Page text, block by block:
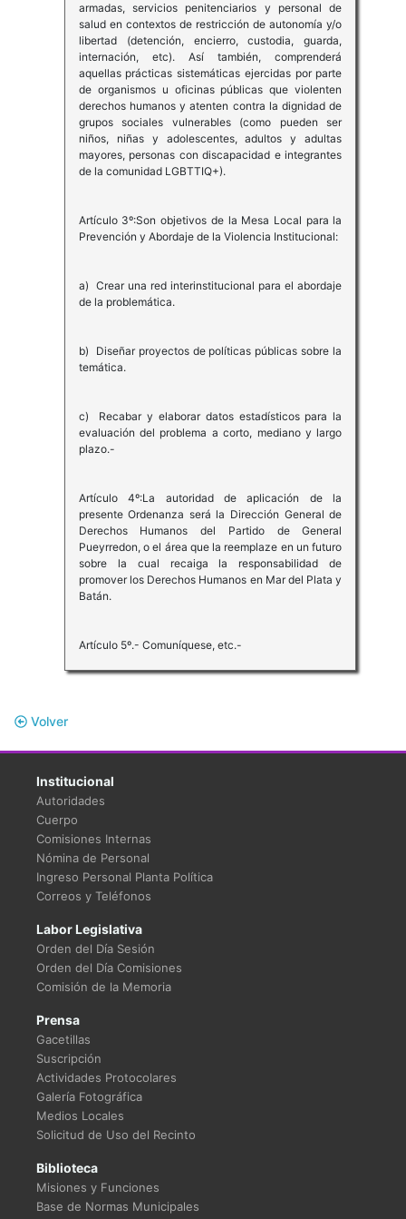
armadas, servicios penitenciarios y personal de
salud en contextos de restricción de autonomía y/o
libertad (detención, encierro, custodia, guarda,
internación, etc). Así también, comprenderá
aquellas prácticas sistemáticas ejercidas por parte
de organismos u oficinas públicas que violenten
derechos humanos y atenten contra la dignidad de
grupos sociales vulnerables (como pueden ser
niños, niñas y adolescentes, adultos y adultas
mayores, personas con discapacidad e integrantes
de la comunidad LGBTTIQ+).
Artículo 3º:Son objetivos de la Mesa Local para la
Prevención y Abordaje de la Violencia Institucional:
a) Crear una red interinstitucional para el abordaje
de la problemática.
b) Diseñar proyectos de políticas públicas sobre la
temática.
c) Recabar y elaborar datos estadísticos para la
evaluación del problema a corto, mediano y largo
plazo.-
Artículo 4º:La autoridad de aplicación de la
presente Ordenanza será la Dirección General de
Derechos Humanos del Partido de General
Pueyrredon, o el área que la reemplaze en un futuro
sobre la cual recaiga la responsabilidad de
promover los Derechos Humanos en Mar del Plata y
Batán.
Artículo 5º.- Comuníquese, etc.-
Volver
Institucional
Autoridades
Cuerpo
Comisiones Internas
Nómina de Personal
Ingreso Personal Planta Política
Correos y Teléfonos
Labor Legislativa
Orden del Día Sesión
Orden del Día Comisiones
Comisión de la Memoria
Prensa
Gacetillas
Suscripción
Actividades Protocolares
Galería Fotográfica
Medios Locales
Solicitud de Uso del Recinto
Biblioteca
Misiones y Funciones
Base de Normas Municipales